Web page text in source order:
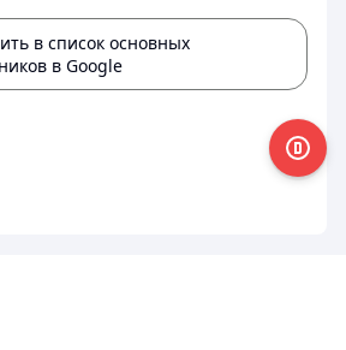
в список основных
в Google